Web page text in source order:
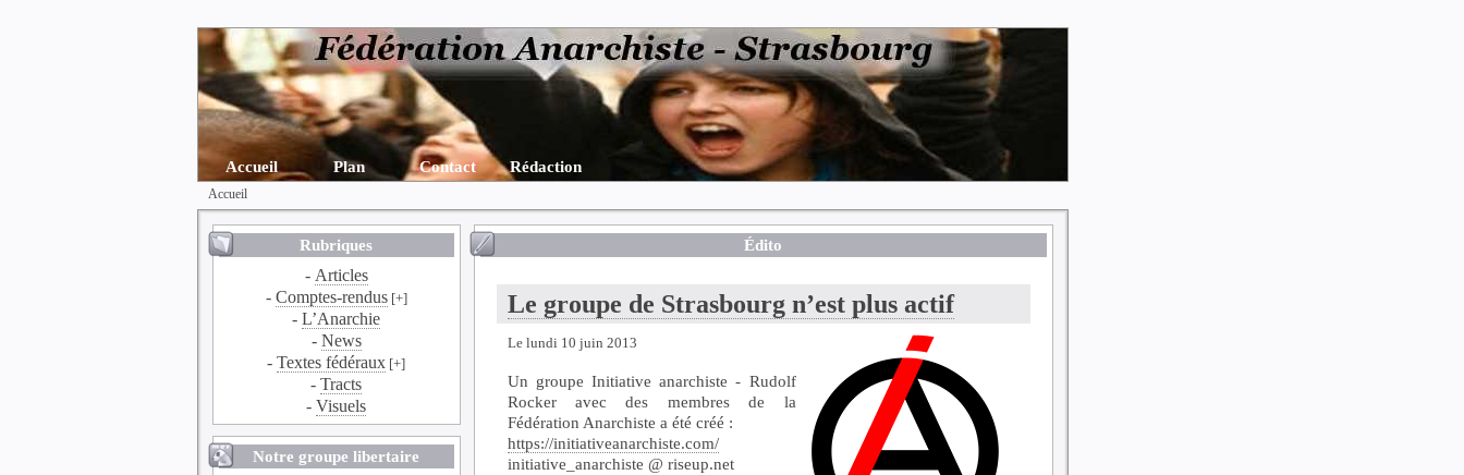
Accueil Plan Contact Rédaction
Accueil
Rubriques
- Articles
- Comptes-rendus[+]
-L’Anarchie
- News
-Textes fédéraux [+]
-Tracts
-Visuels
Notre groupe libertaire
Édito
Le groupe de Strasbourg n’est plus actif
Le lundi 10 juin 2013
Un groupe Initiative anarchiste - Rudolf
Rocker avec des membres de la
Fédération Anarchiste a été créé :
https://initiativeanarchiste.com/
initiative_anarchiste @ riseup.net